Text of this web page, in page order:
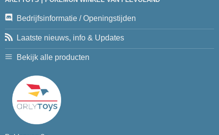
Bedrijfsinformatie / Openingstijden
Laatste nieuws, info & Updates
Bekijk alle producten